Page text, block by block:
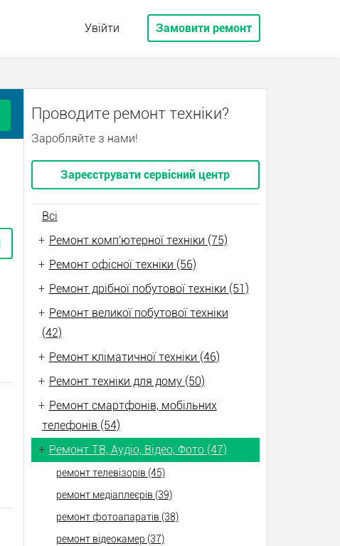
Увійти Замовити ремонт
Проводите ремонт техніки?
Заробляйте з нами!
Зареєструвати сервісний центр
Всі
+ Ремонт комп'ютерної техніки (75)
+ Ремонт офісної техніки (56)
+ Ремонт дрібної побутової техніки (51)
+ Ремонт великої побутової техніки
(42)
+ Ремонт кліматичної техніки (46)
+ Ремонт техніки для дому (50)
+ Ремонт смартфонів, мобільних
телефонів (54)
+ Ремонт ТВ, Аудіо, Відео, Фото (47)
ремонт телевізорів (45)
ремонт медіаплеєрів (39)
ремонт фотоапаратів (38)
ремонт відеокамер (37)